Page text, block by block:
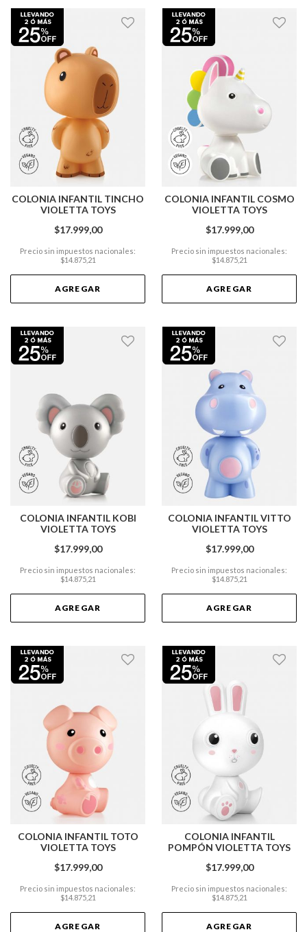
COLONIA INFANTIL TINCHO
VIOLETTA TOYS
$17.999,00
Precio sin impuestos nacionales:
$14.875,21
AGREGAR
COLONIA INFANTIL COSMO
VIOLETTA TOYS
$17.999,00
Precio sin impuestos nacionales:
$14.875,21
AGREGAR
COLONIA INFANTIL KOBI
VIOLETTA TOYS
$17.999,00
Precio sin impuestos nacionales:
$14.875,21
AGREGAR
COLONIA INFANTIL VITTO
VIOLETTA TOYS
$17.999,00
Precio sin impuestos nacionales:
$14.875,21
AGREGAR
COLONIA INFANTIL TOTO
VIOLETTA TOYS
$17.999,00
Precio sin impuestos nacionales:
$14.875,21
AGREGAR
COLONIA INFANTIL
POMPÓN VIOLETTA TOYS
$17.999,00
Precio sin impuestos nacionales:
$14.875,21
AGREGAR